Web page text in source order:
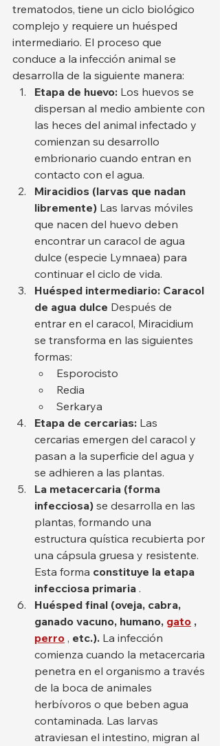
trematodos, tiene un ciclo biológico
complejo y requiere un huésped
intermediario. El proceso que
conduce a la infección animal se
desarrolla de la siguiente manera:
Etapa de huevo: Los huevos se
dispersan al medio ambiente con
las heces del animal infectado y
comienzan su desarrollo
embrionario cuando entran en
contacto con el agua.
Miracidios (larvas que nadan
libremente) Las larvas móviles
que nacen del huevo deben
encontrar un caracol de agua
dulce (especie Lymnaea) para
continuar el ciclo de vida.
Huésped intermediario: Caracol
de agua dulce Después de
entrar en el caracol, Miracidium
se transforma en las siguientes
formas:
Esporocisto
Redia
Serkarya
Etapa de cercarias: Las
cercarias emergen del caracol y
pasan a la superficie del agua y
se adhieren a las plantas.
La metacercaria (forma
infecciosa) se desarrolla en las
plantas, formando una
estructura quística recubierta por
una cápsula gruesa y resistente.
Esta forma constituye la etapa
infecciosa primaria .
Huésped final (oveja, cabra,
ganado vacuno, humano, gato ,
perro , etc.). La infección
comienza cuando la metacercaria
penetra en el organismo a través
de la boca de animales
herbívoros o que beben agua
contaminada. Las larvas
atraviesan el intestino, migran al